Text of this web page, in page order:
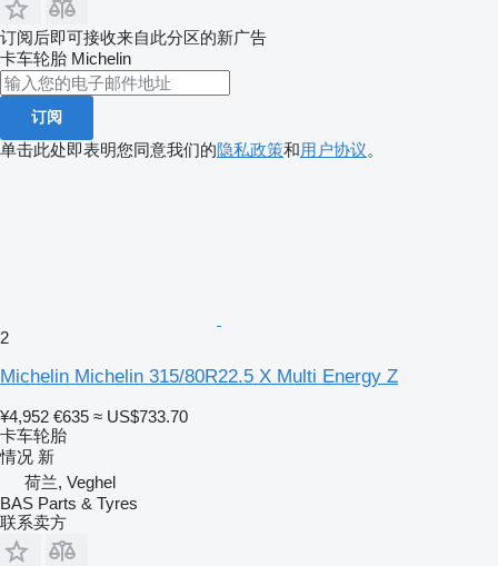
订阅后即可接收来自此分区的新广告
卡车轮胎 Michelin
订阅
单击此处即表明您同意我们的隐私政策和用户协议。
2
Michelin Michelin 315/80R22.5 X Multi Energy Z
¥4,952 €635 ≈ US$733.70
卡车轮胎
情况 新
荷兰, Veghel
BAS Parts & Tyres
联系卖方